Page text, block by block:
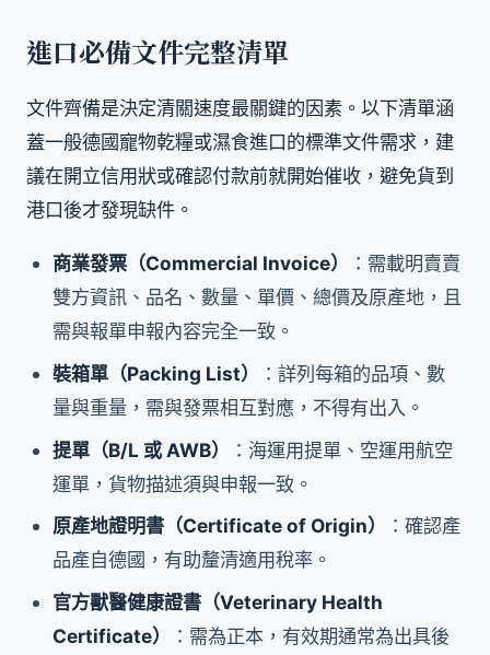
進口必備文件完整清單
文件齊備是決定清關速度最關鍵的因素。以下清單涵
蓋一般德國寵物乾糧或濕食進口的標準文件需求，建
議在開立信用狀或確認付款前就開始催收，避免貨到
港口後才發現缺件。
商業發票（Commercial Invoice）
：需載明賣賣
雙方資訊、品名、數量、單價、總價及原產地，且
需與報單申報內容完全一致。
裝箱單（Packing List）
：詳列每箱的品項、數
量與重量，需與發票相互對應，不得有出入。
提單（B/L 或 AWB）
：海運用提單、空運用航空
運單，貨物描述須與申報一致。
原產地證明書（Certificate of Origin）
：確認產
品產自德國，有助釐清適用稅率。
官方獸醫健康證書（Veterinary Health
Certificate）
：需為正本，有效期通常為出具後